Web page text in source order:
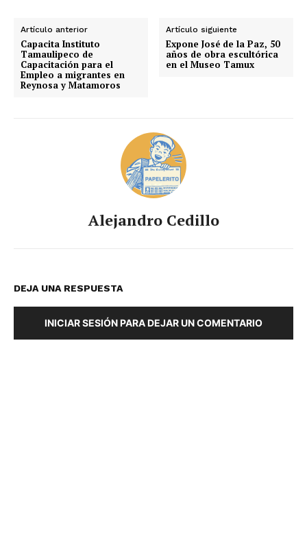
Artículo anterior
Capacita Instituto
Tamaulipeco de
Capacitación para el
Empleo a migrantes en
Reynosa y Matamoros
Artículo siguiente
Expone José de la Paz, 50
años de obra escultórica
en el Museo Tamux
Alejandro Cedillo
DEJA UNA RESPUESTA
INICIAR SESIÓN PARA DEJAR UN COMENTARIO